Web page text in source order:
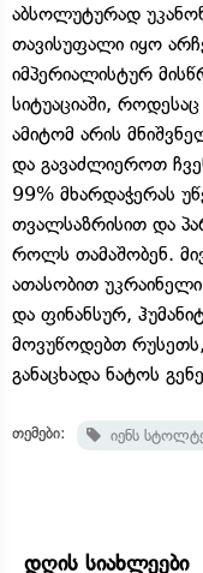
აბსოლუტურად
თავისუფალი იყო
იმპერიალისტურ
სიტუაციაში,
ამიტომ არის
და გავაძლიეროთ
99% მხარდაჭერას
თვალსაზრისით და
როლს თამაშობენ.
ათასობით
და ფინანსურ,
მოვუწოდებთ
განაცხადა ნატოს
თემები: იენს
დღის სიახლეები